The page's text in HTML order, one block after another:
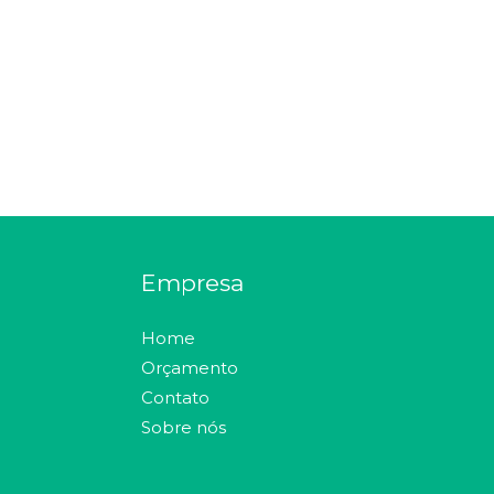
Empresa
Home
Orçamento
Contato
Sobre nós